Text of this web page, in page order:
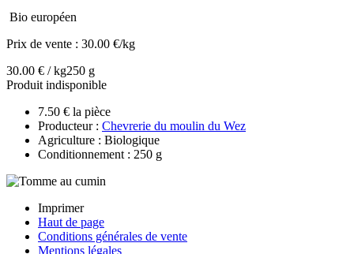
Bio européen
Prix de vente : 30.00 €/kg
30.00 € / kg250 g
Produit indisponible
7.50 € la pièce
Producteur : Chevrerie du moulin du Wez
Agriculture : Biologique
Conditionnement : 250 g
Imprimer
Haut de page
Conditions générales de vente
Mentions légales